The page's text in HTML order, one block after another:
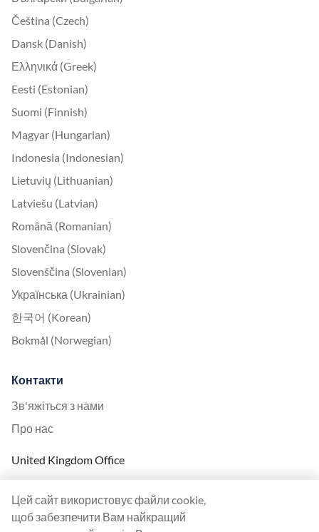
Čeština (Czech)
Dansk (Danish)
Ελληνικά (Greek)
Eesti (Estonian)
Suomi (Finnish)
Magyar (Hungarian)
Indonesia (Indonesian)
Lietuvių (Lithuanian)
Latviešu (Latvian)
Română (Romanian)
Slovenčina (Slovak)
Slovenščina (Slovenian)
Українська (Ukrainian)
한국어 (Korean)
Bokmål (Norwegian)
Контакти
Зв'яжіться з нами
Про нас
United Kingdom Office
144A Clerkenwell Rd
London, EC1R 5DF
Цей сайт використовує файли cookie,
щоб забезпечити Вам найкращий